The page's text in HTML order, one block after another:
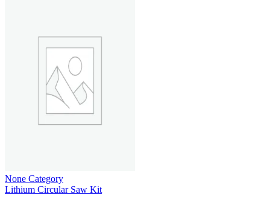
None Category
Lithium Circular Saw Kit